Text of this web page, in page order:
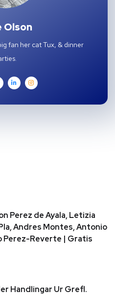
Olson
fan her cat Tux, & dinner
Perez de Ayala, Letizia
Andres Montes, Antonio
Perez-Reverte | Gratis
Handlingar Ur Grefl.